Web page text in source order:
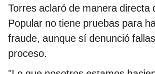
Torres aclaró de manera directa
Popular no tiene pruebas para
fraude, aunque sí denunció
proceso.